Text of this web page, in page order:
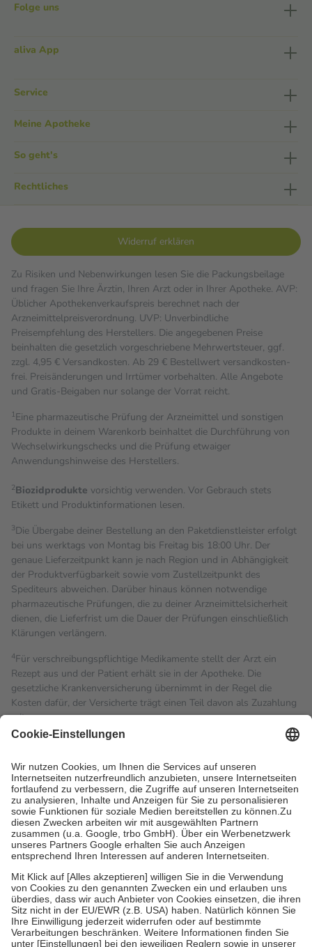
Folge uns
aliva App
Service
Meine Apotheke
So geht's
Rechtliches
Widerruf erklären
Zu Risiken und Nebenwirkungen lesen Sie die Packungsbeilage
und fragen Sie Ihre Ärztin, Ihren Arzt oder in Ihrer Apotheke. AVP:
Üblicher Apothekenverkaufspreis berechnet nach der
Arzneimittelpreisverordnung. UVP: Unverbindliche
Preisempfehlung des Herstellers. Die angegebenen Preise
beinhalten die gesetzlich vorgeschriebene Mehrwertsteuer, ggf.
zzgl. 4,95 € Versandkosten. Ab 29 € Bestell­wert versand­kosten­
frei. Preisänderungen und Irrtümer vorbehalten. Alle Angebote
und Gratis-Beigaben nur solange der Vorrat reicht.
1Eine pharmazeutische Prüfung der Arzneimittel und sonstigen
Produkte in deinem Warenkorb beinhaltet die Durchführung von
Wechselwirkungschecks und die Prüfung etwaiger
Anwendungshinweise des Herstellers.
2Biozidprodukte vorsichtig verwenden. Vor Gebrauch stets
Etikett und Produktinformationen lesen.
3Die Übergabe deiner Bestellung an den Paketdienstleister erfolgt
bei uns werktags von Montag bis Freitag bis 18:00 Uhr. Der
genaue Lieferzeitpunkt kann je nach Region und in Abhängigkeit
der Produktverfügbarkeit sowie vom Zustellzeitpunkt des
Spediteurs abweichen. Darüber hinaus können notwendige
pharmazeutische Prüfungen, die zu deiner Arzneimittelsicherheit
dienen, die Lieferfrist um die Dauer der Prüfungen einschließlich
Klärungen verlängern.
4Für verschreibungspflichtige Medikamente stellt der Arzt ein
Rezept aus und der Patient erhält sie in der Apotheke. Die
gesetzliche Krankenversicherung übernimmt in der Regel die
Kosten dafür, der Versicherte trägt einen Teil davon als Zuzahlung
mit.
Grundsätzlich leisten Mitglieder Zuzahlungen in Höhe von zehn
höchstens zehn Euro.
Es sind jedoch nie mehr als die
tatsächlichen Kosten der Leistung zu entrichten.
Diese Regeln gelten grundsätzlich auch für Online-Apotheken.
Bei Heilmitteln und häuslicher Krankenpflege beträgt die
Zuzahlung zehn Prozent der Kosten sowie zehn Euro je
Verordnung.
Um das Engagement der Versicherten für ihre eigene Gesundheit
zu stärken und die besondere Stellung der Familie zu unterstützen,
fallenkeine Zuzahlungenan bei:
• Kindern und Jugendlichen bis zum vollendeten 18. Lebensjahr
mit Ausnahme der Fahrkosten
• Untersuchungen zur Vorsorge und Früherkennung, die von der
GKV getragen werden